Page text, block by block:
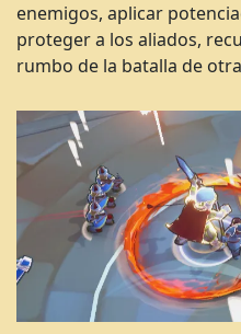
enemigos, aplicar
proteger a los aliados,
rumbo de la batalla de